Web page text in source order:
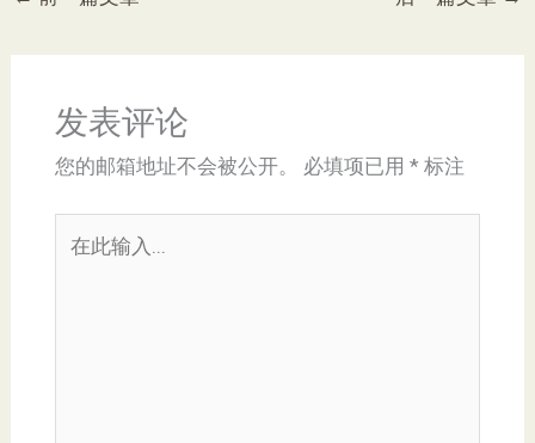
发表评论
您的邮箱地址不会被公开。 必填项已用 * 标注